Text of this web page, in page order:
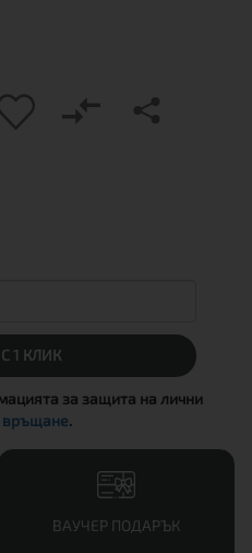
1 КЛИК
за защита на лични
връщане.
ВАУЧЕР ПОДАРЪК